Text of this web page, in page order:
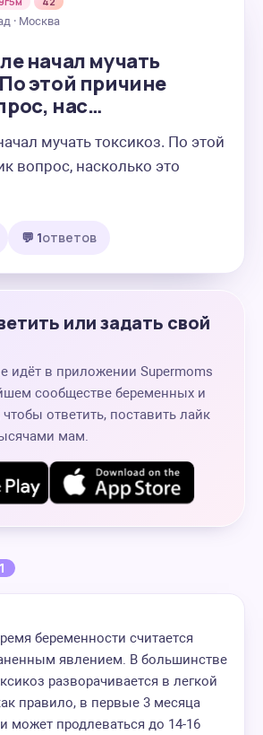
· Москва
начал мучать
этой причине
нас…
мучать токсикоз. По этой
вопрос, насколько это
💬 1ответов
или задать свой
идёт в приложении Supermoms
сообществе беременных и
ответить, поставить лайк
мам.
1
беременности считается
явлением. В большинстве
разворачивается в легкой
правило, в первые 3 месяца
может продлеваться до 14-16